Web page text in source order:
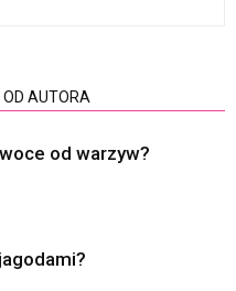
OD AUTORA
od warzyw?